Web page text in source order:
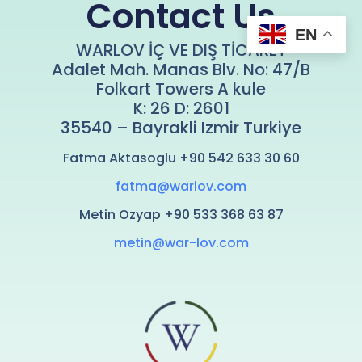
Contact Us
WARLOV İÇ VE DIŞ TİCARET
Adalet Mah. Manas Blv. No: 47/B
Folkart Towers A kule
K: 26 D: 2601
35540 – Bayrakli Izmir Turkiye
Fatma Aktasoglu +90 542 633 30 60
fatma@warlov.com
Metin Ozyap +90 533 368 63 87
metin@war-lov.com
EN